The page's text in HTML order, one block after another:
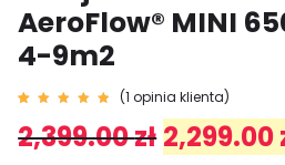
AeroFlow® MINI
4-9m2
y5.00
na 5 na
podsta
(1 opinia klienta)
2,399.00zł 2,299.00